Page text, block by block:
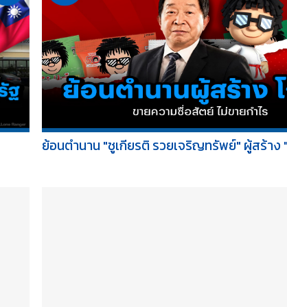
ย้อนตำนาน "ชูเกียรติ รวยเจริญทรัพย์" ผู้สร้าง